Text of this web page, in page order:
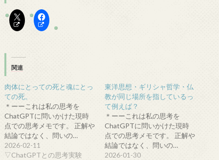
関連
肉体にとっての死と魂にとっ
ての死。
＊ーーこれは私の思考を
ChatGPTに問いかけた現時
点での思考メモです。 正解や
結論ではなく、問いの…
2026-02-11
▽ChatGPTとの思考実験
東洋思想・ギリシャ哲学・仏
教が同じ場所を指しているっ
て例えば？
＊ーーこれは私の思考を
ChatGPTに問いかけた現時
点での思考メモです。 正解や
結論ではなく、問いの…
2026-01-30